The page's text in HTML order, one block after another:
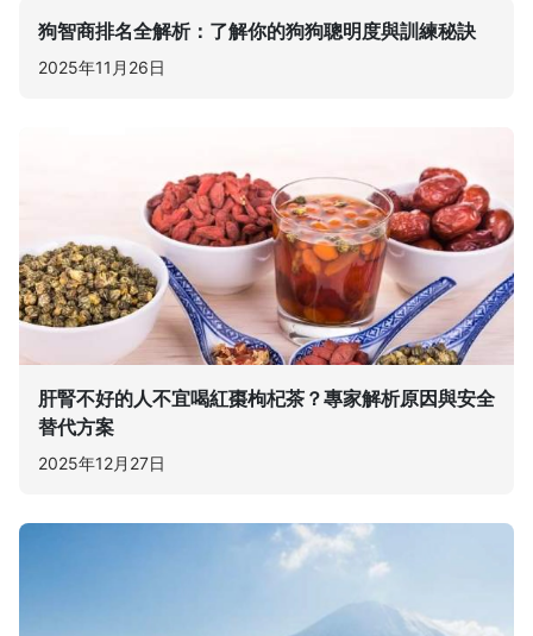
狗智商排名全解析：了解你的狗狗聰明度與訓練秘訣
2025年11月26日
肝腎不好的人不宜喝紅棗枸杞茶？專家解析原因與安全
替代方案
2025年12月27日